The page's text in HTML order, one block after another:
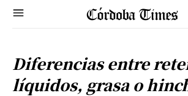
Diferencias entre
líquidos, grasa o